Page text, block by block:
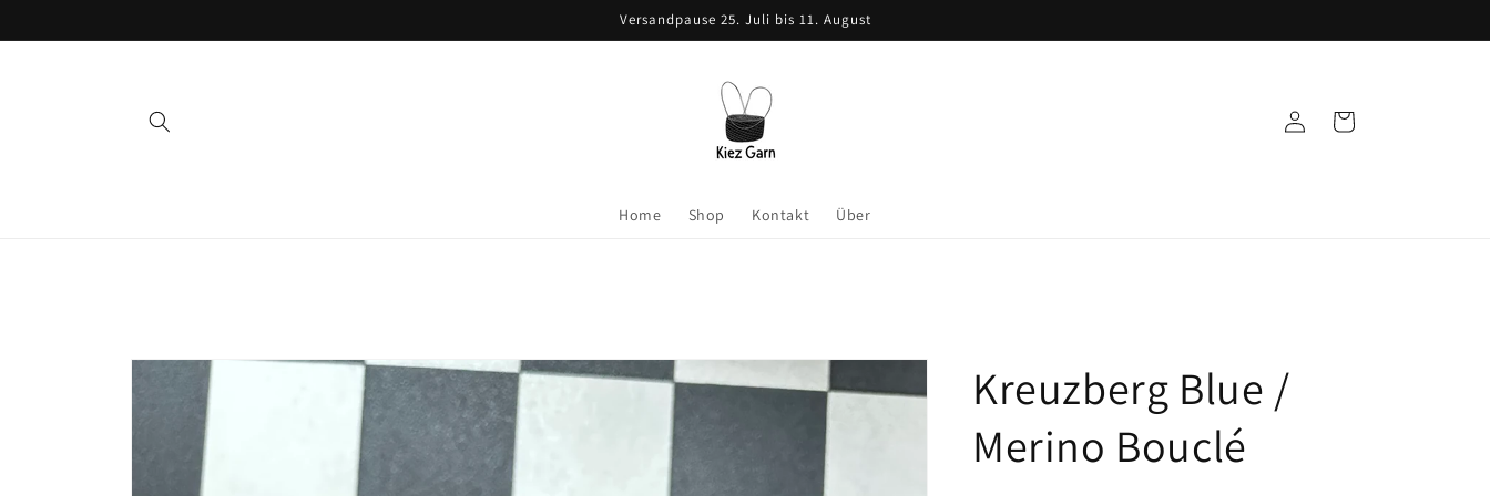
Inhalt
Versandpause 25. Juli bis 11. August
Home Shop Kontakt Über
EinloggenWarenkorb
Zu
Produktinformationen
Kreuzberg Blue /
Merino Bouclé